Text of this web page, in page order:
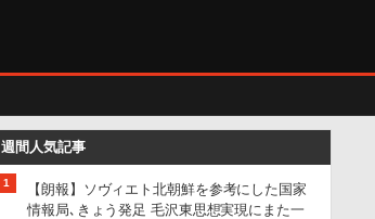
週間人気記事
1
【朗報】ソヴィエト北朝鮮を参考にした国家
情報局､きょう発足 毛沢東思想実現にまた一